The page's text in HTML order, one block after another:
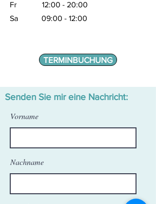
Fr 12:00 - 20:00
Sa 09:00 - 12:00
TERMINBUCHUNG
Senden Sie mir eine Nachricht:
Vorname
Nachname